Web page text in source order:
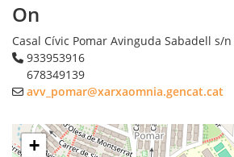
On
Casal Cívic Pomar Avinguda Sabadell s/n
933953916
678349139
avv_pomar@xarxaomnia.gencat.cat
+